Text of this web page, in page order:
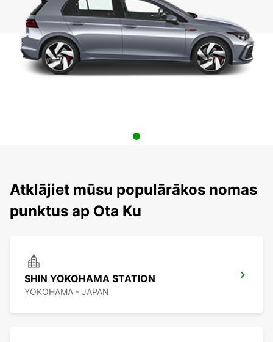
Atklājiet mūsu populārākos nomas
punktus ap Ota Ku
SHIN YOKOHAMA STATION
YOKOHAMA - JAPAN